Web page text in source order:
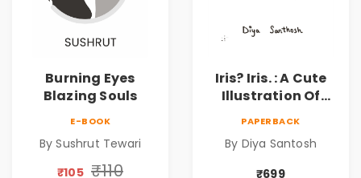
Burning Eyes
Blazing Souls
E-BOOK
By Sushrut Tewari
₹105 ₹110
Iris? Iris. : A Cute
Illustration Of
The Inner You
PAPERBACK
By Diya Santosh
₹699